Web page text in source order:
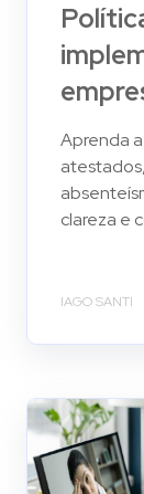
Aprenda
clareza e
IAGO SANTI